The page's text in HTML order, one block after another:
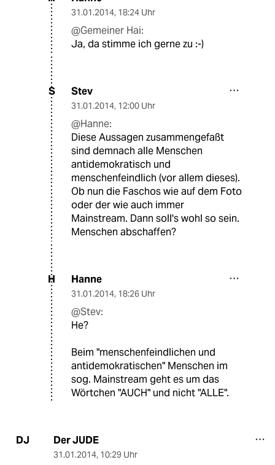
31.01.2014, 18:24 Uhr
@Gemeiner Hai:
Ja, da stimme ich gerne zu :-)
S Stev
31.01.2014, 12:00 Uhr
@Hanne:
Diese Aussagen zusammengefaßt
sind demnach alle Menschen
antidemokratisch und
menschenfeindlich (vor allem dieses).
Ob nun die Faschos wie auf dem Foto
oder der wie auch immer
Mainstream. Dann soll's wohl so sein.
Menschen abschaffen?
H Hanne
31.01.2014, 18:26 Uhr
@Stev:
He?
Beim "menschenfeindlichen und
antidemokratischen" Menschen im
sog. Mainstream geht es um das
Wörtchen "AUCH" und nicht "ALLE".
DJ Der JUDE
31.01.2014, 10:29 Uhr